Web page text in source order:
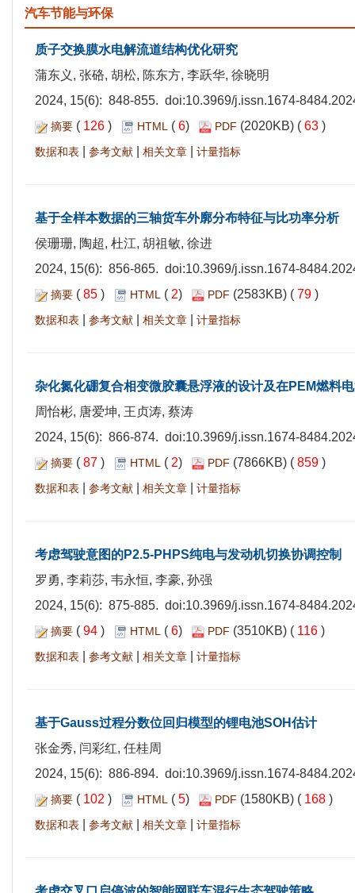
汽车节能与环保
质子交换膜水电解流道结构优化研究
蒲东义, 张硌, 胡松, 陈东方, 李跃华, 徐晓明
2024, 15(6): 848-855. doi:10.3969/j.issn.1674-
摘要 ( 126 ) HTML ( 6) PDF (2020KB) ( 63 )
数据和表 参考文献 相关文章 计量指标
基于全样本数据的三轴货车外廓分布特征与比功率分析
侯珊珊, 陶超, 杜江, 胡祖敏, 徐进
2024, 15(6): 856-865. doi:10.3969/j.issn.1674-
摘要 ( 85 ) HTML ( 2) PDF (2583KB) ( 79 )
数据和表 参考文献 相关文章 计量指标
杂化氮化硼复合相变微胶囊悬浮液的设计及在PEM燃料
周怡彬, 唐爱坤, 王贞涛, 蔡涛
2024, 15(6): 866-874. doi:10.3969/j.issn.1674-
摘要 ( 87 ) HTML ( 2) PDF (7866KB) ( 859 )
数据和表 参考文献 相关文章 计量指标
考虑驾驶意图的P2.5-PHPS纯电与发动机切换协调控制
罗勇, 李莉莎, 韦永恒, 李豪, 孙强
2024, 15(6): 875-885. doi:10.3969/j.issn.1674-
摘要 ( 94 ) HTML ( 6) PDF (3510KB) ( 116 )
数据和表 参考文献 相关文章 计量指标
基于Gauss过程分数位回归模型的锂电池SOH估计
张金秀, 闫彩红, 任桂周
2024, 15(6): 886-894. doi:10.3969/j.issn.1674-
摘要 ( 102 ) HTML ( 5) PDF (1580KB) ( 168 )
数据和表 参考文献 相关文章 计量指标